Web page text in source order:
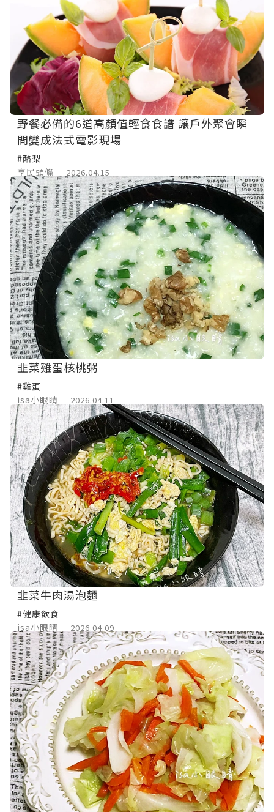
野餐必備的6道高顏值輕食食譜 讓戶外聚會瞬
間變成法式電影現場
#酪梨
享民頭條
2026.04.15
韭菜雞蛋核桃粥
#雞蛋
isa小眼睛
2026.04.11
韭菜牛肉湯泡麵
#健康飲食
isa小眼睛
2026.04.09